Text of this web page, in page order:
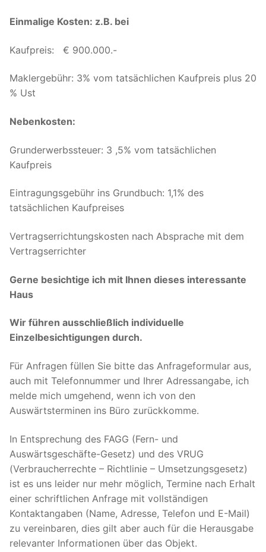
Einmalige Kosten: z.B. bei
Kaufpreis: € 900.000.-
Maklergebühr: 3% vom tatsächlichen Kaufpreis plus 20
% Ust
Nebenkosten:
Grunderwerbssteuer: 3 ,5% vom tatsächlichen
Kaufpreis
Eintragungsgebühr ins Grundbuch: 1,1% des
tatsächlichen Kaufpreises
Vertragserrichtungskosten nach Absprache mit dem
Vertragserrichter
Gerne besichtige ich mit Ihnen dieses interessante
Haus
Wir führen ausschließlich individuelle
Einzelbesichtigungen durch.
Für Anfragen füllen Sie bitte das Anfrageformular aus,
auch mit Telefonnummer und Ihrer Adressangabe, ich
melde mich umgehend, wenn ich von den
Auswärtsterminen ins Büro zurückkomme.
In Entsprechung des FAGG (Fern- und
Auswärtsgeschäfte-Gesetz) und des VRUG
(Verbraucherrechte – Richtlinie – Umsetzungsgesetz)
ist es uns leider nur mehr möglich, Termine nach Erhalt
einer schriftlichen Anfrage mit vollständigen
Kontaktangaben (Name, Adresse, Telefon und E-Mail)
zu vereinbaren, dies gilt aber auch für die Herausgabe
relevanter Informationen über das Objekt.